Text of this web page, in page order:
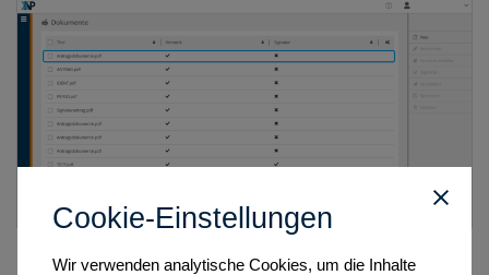
Cookie-Einstellungen
Wir verwenden analytische Cookies, um die Inhalte